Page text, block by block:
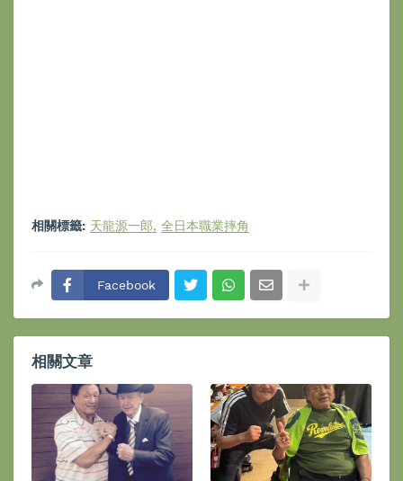
相關標籤: 天龍源一郎 全日本職業摔角
Facebook
相關文章